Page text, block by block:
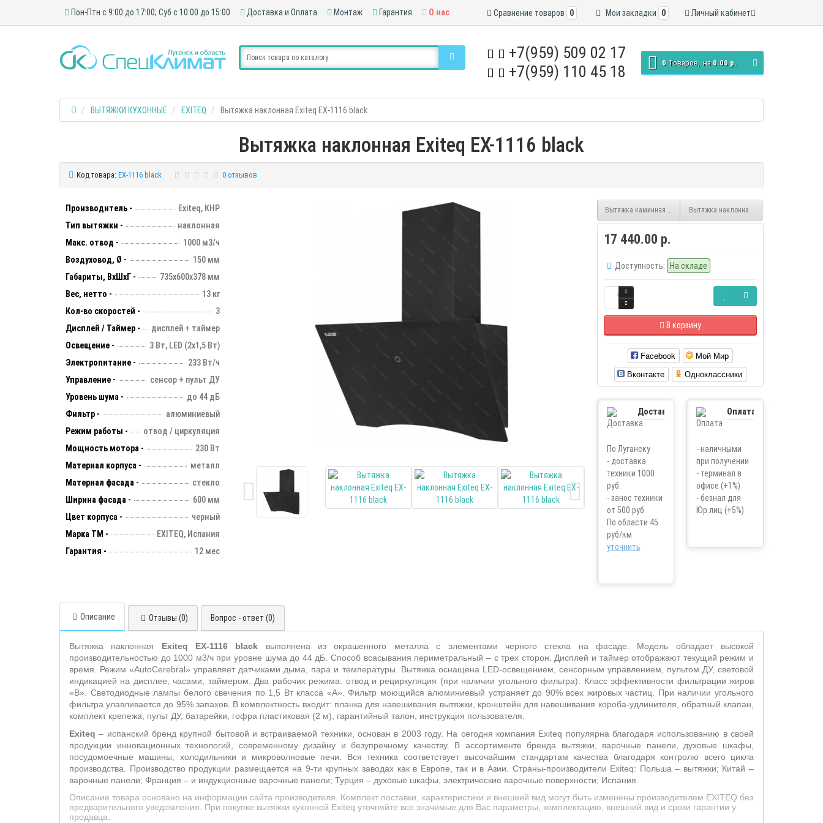
Пон-Птн с 9:00 до 17:00; Суб с 10:00 до 15:00 Доставка и Оплата Монтаж Гарантия О нас Личный кабинет
Мои закладки 0
Сравнение товаров 0
+7(959) 509 02 17
+7(959) 110 45 18
0 Tоваров, на 0.00 р.
ВЫТЯЖКИ КУХОННЫЕ EXITEQ Вытяжка наклонная Exiteq EX-1116 black
Вытяжка наклонная Exiteq EX-1116 black
Код товара: EX-1116 black 0 отзывов
Производитель -
Exiteq, КНР
Тип вытяжки -
наклонная
Макс. отвод -
1000 м3/ч
Воздуховод, Ø -
150 мм
Габариты, ВхШхГ -
735х600х378 мм
Вес, нетто -
13 кг
Кол-во скоростей -
3
Дисплей / Таймер -
дисплей + таймер
Освещение -
3 Вт, LED (2х1,5 Вт)
Электропитание -
233 Вт/ч
Управление -
сенсор + пульт ДУ
Уровень шума -
до 44 дБ
Фильтр -
алюминиевый
Режим работы -
отвод / циркуляция
Мощность мотора -
230 Вт
Материал корпуса -
металл
Материал фасада -
стекло
Ширина фасада -
600 мм
Цвет корпуса -
черный
Марка ТМ -
EXITEQ, Испания
Гарантия -
12 мес
Вытяжка каминная Exiteq EX-1086 whiteВытяжка наклонная Exiteq EX-1116 white
17 440.00 р.
Доступность: На складе
В корзину
Facebook
Мой Мир
Вконтакте
Одноклассники
Доставка
По Луганску
- доставка
техники 1000
руб.
- занос техники
от 500 руб
По области 45
руб/км
уточнить
Оплата
- наличными
при получении
- терминал в
офисе (+1%)
- безнал для
Юр.лиц (+5%)
Описание Отзывы (0) Вопрос - ответ (0)
Вытяжка наклонная Exiteq EX-1116 black выполнена из окрашенного металла с элементами черного стекла на фасаде. Модель обладает высокой
производительностью до 1000 м3/ч при уровне шума до 44 дБ. Способ всасывания периметральный – с трех сторон. Дисплей и таймер отображают текущий режим и
время. Режим «AutoCerebral» управляет датчиками дыма, пара и температуры. Вытяжка оснащена LED-освещением, сенсорным управлением, пультом ДУ, световой
индикацией на дисплее, часами, таймером.
Два рабочих режима: отвод и рециркуляция (при наличии угольного фильтра). Класс эффективности фильтрации жиров
«В». Светодиодные лампы белого свечения по 1,5 Вт класса «А». Фильтр моющийся алюминиевый устраняет до 90% всех жировых частиц. При наличии угольного
фильтра улавливается до 95% запахов. В комплектность входит: планка для навешивания вытяжки, кронштейн для навешивания короба-удлинителя, обратный клапан,
комплект крепежа, пульт ДУ, батарейки, гофра пластиковая (2 м), гарантийный талон, инструкция пользователя.
Exiteq – испанский бренд крупной бытовой и встраиваемой техники, основан в 2003 году. На сегодня компания Exiteq популярна благодаря использованию в своей
продукции инновационных технологий, современному дизайну и безупречному качеству. В ассортименте бренда вытяжки, варочные панели, духовые шкафы,
посудомоечные машины, холодильники и микроволновые печи. Вся техника соответствует высочайшим стандартам качества благодаря контролю всего цикла
производства. Производство продукции размещается на 9-ти крупных заводах как в Европе, так и в Азии. Страны-производители Exiteq: Польша – вытяжки; Китай –
варочные панели; Франция – и индукционные варочные панели; Турция – духовые шкафы, электрические варочные поверхности; Испания.
Описание товара основано на информации сайта производителя. Комплект поставки, характеристики и внешний вид могут быть изменены производителем EXITEQ без
предварительного уведомления. При покупке вытяжки кухонной Exiteq уточняйте все значимые для Вас параметры, комплектацию, внешний вид и сроки гарантии у
продавца.